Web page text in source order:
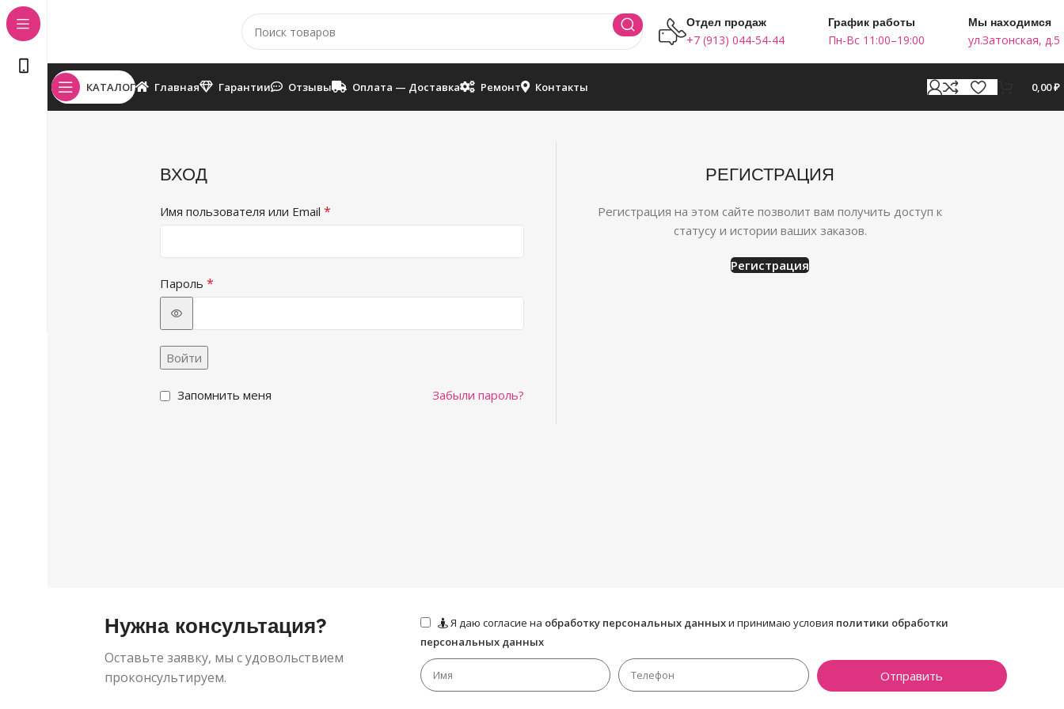
Отдел продаж
+7 (913) 044-54-44
График работы
Пн-Вс 11:00–19:00
Мы находимся
ул.Затонская, д.5
КАТАЛОГ Главная Гарантии Отзывы Оплата — Доставка Ремонт Контакты 0,00₽
ВХОД
Имя пользователя или Email *
Пароль *
Войти
Забыли пароль?
Запомнить меня
РЕГИСТРАЦИЯ
Регистрация на этом сайте позволит вам получить доступ к
статусу и истории ваших заказов.
Регистрация
Нужна консультация?
Оставьте заявку, мы с удовольствием
проконсультируем.
Я даю согласие на обработку персональных данныхи принимаю условия политики обработки
персональных данных
Отправить